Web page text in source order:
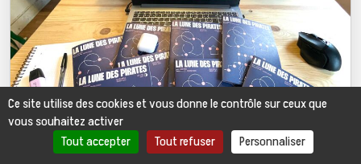
Ce site utilise des cookies et vous donne le contrôle sur ceux que
vous souhaitez activer
Tout accepter
Tout refuser Personnaliser